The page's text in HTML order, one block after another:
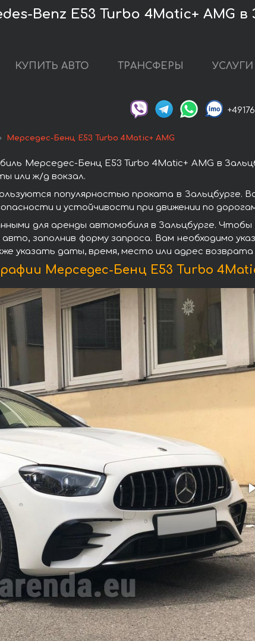
Benz E53 Turbo 4Matic+ AMG в
КУПИТЬ АВТО ТРАНСФЕРЫ УСЛУГИ
Мерседес-Бенц E53 Turbo 4Matic+ AMG
Мерседес-Бенц E53 Turbo 4Matic+ AMG в
или ж/д вокзал.
популярностью проката в Зальцбурге.
и устойчивости при движении по
для аренды автомобиля в Зальцбурге.
заполнив форму запроса. Вам необходимо
указать даты, время, место или адрес
Мерседес-Бенц E53 Turbo